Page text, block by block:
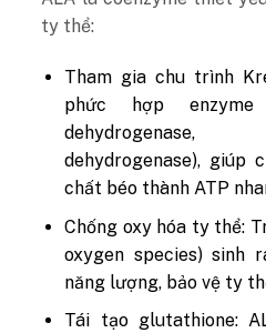
ty thể:
Tham gia chu trình
phức hợp
dehydrogenase,
dehydrogenase), giúp
chất béo thành ATP
Chống oxy hóa ty thể:
oxygen species) sinh
năng lượng, bảo vệ ty
Tái tạo glutathione: